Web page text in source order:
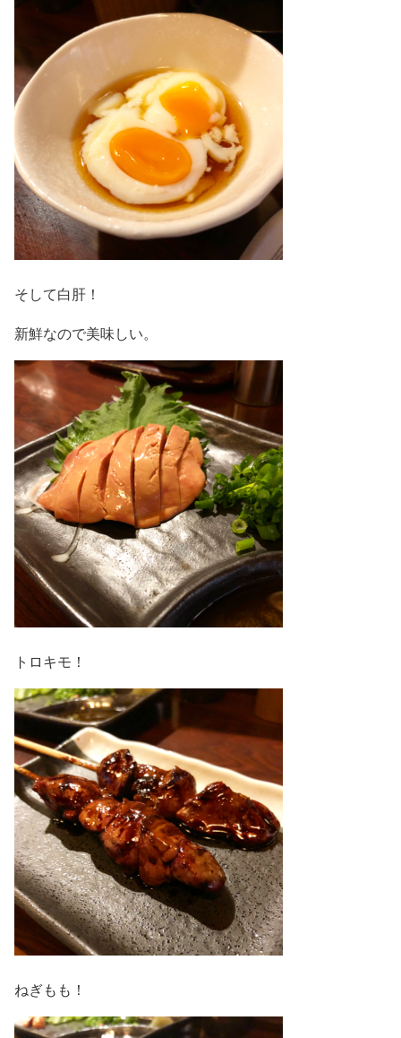
そして白肝！
新鮮なので美味しい。
トロキモ！
ねぎもも！